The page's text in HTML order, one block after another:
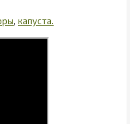
, капуста.